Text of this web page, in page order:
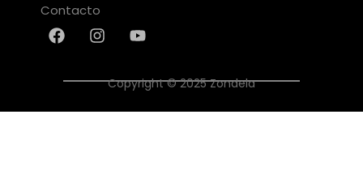
Contacto
Copyright © 2025 Zondela